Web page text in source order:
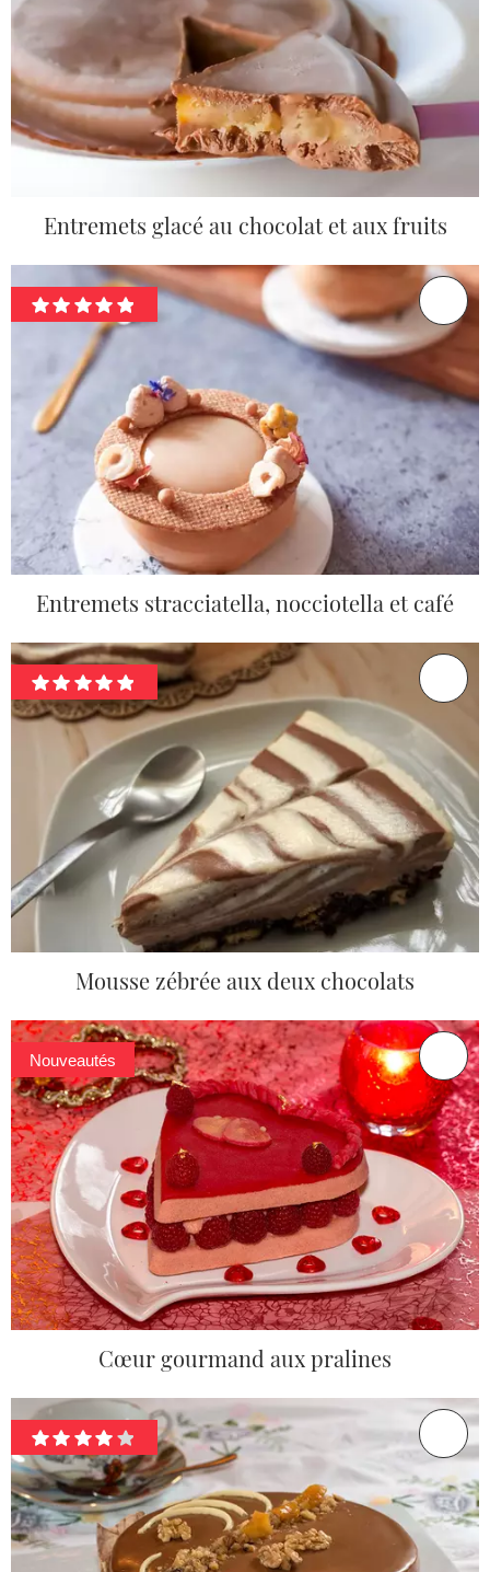
Entremets glacé au chocolat et aux fruits
Entremets stracciatella, nocciotella et café
Mousse zébrée aux deux chocolats
Nouveautés
Cœur gourmand aux pralines